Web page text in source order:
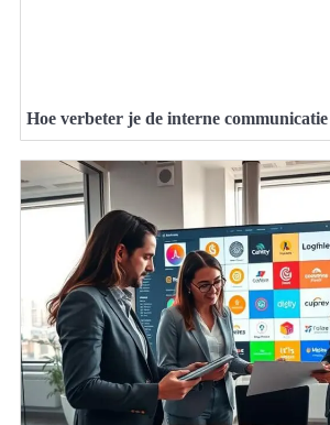
Hoe verbeter je de interne